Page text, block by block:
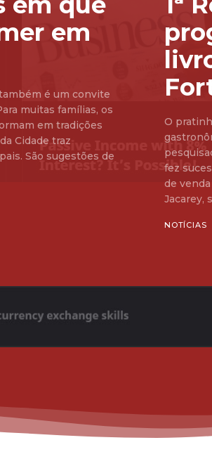
em
é um convite
muitas famílias, os
em tradições
São sugestões de
O
fez
de venda na capital
Jacarey,
NOTÍCIAS